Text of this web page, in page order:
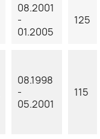
08.2001
-
01.2005
125
08.1998
-
05.2001
115